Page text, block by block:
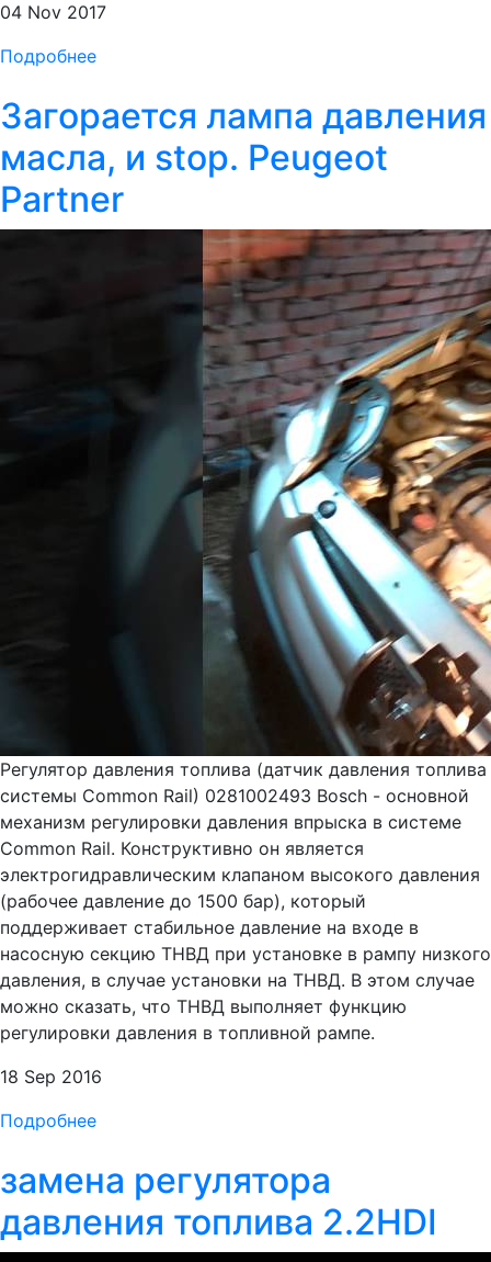
04 Nov 2017
Подробнее
Загорается лампа давления
масла, и stop. Peugeot
Partner
Регулятор давления топлива (датчик давления топлива
системы Common Rail) 0281002493 Bosch - основной
механизм регулировки давления впрыска в системе
Common Rail. Конструктивно он является
электрогидравлическим клапаном высокого давления
(рабочее давление до 1500 бар), который
поддерживает стабильное давление на входе в
насосную секцию ТНВД при установке в рампу низкого
давления, в случае установки на ТНВД. В этом случае
можно сказать, что ТНВД выполняет функцию
регулировки давления в топливной рампе.
18 Sep 2016
Подробнее
замена регулятора
давления топлива 2.2HDI